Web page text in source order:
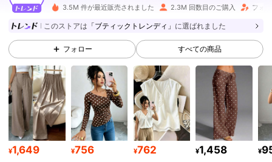
4.90 950K フォロワー
4.90 950K フォロワー
4.90 950K フォロワー
4.90 950K フォロワー
3.5M 件が最近販売されました 2.3M 回数目のご購入 フォ
このストアは 「ブティックトレンディ」 に選ばれました
フォロー すべての商品
¥1,649 ¥756 ¥762 ¥1,458 ¥